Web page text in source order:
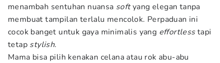
menambah sentuhan nuansa softyang elegan tanpa
membuat tampilan terlalu mencolok. Perpaduan ini
cocok banget untuk gaya minimalis yang effortlesstapi
tetap stylish.
Mama bisa pilih kenakan celana atau rok abu-abu